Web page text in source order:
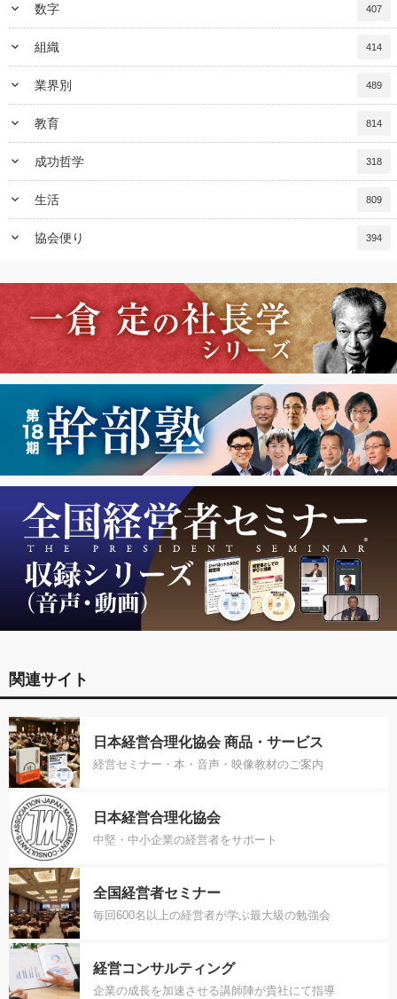
keyboard_arrow_down 数字 407
keyboard_arrow_down 組織 414
keyboard_arrow_down 業界別 489
keyboard_arrow_down 教育 814
keyboard_arrow_down 成功哲学 318
keyboard_arrow_down 生活 809
keyboard_arrow_down 協会便り 394
関連サイト
日本経営合理化協会 商品・サービス
経営セミナー・本・音声・映像教材のご案内
日本経営合理化協会
中堅・中小企業の経営者をサポート
全国経営者セミナー
毎回600名以上の経営者が学ぶ最大級の勉強会
経営コンサルティング
企業の成長を加速させる講師陣が貴社にて指導